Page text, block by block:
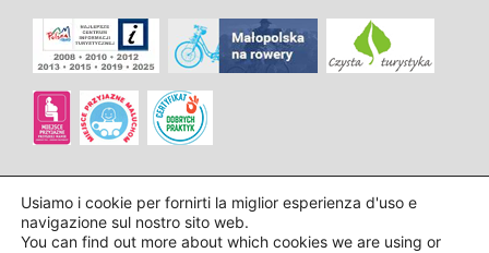
Usiamo i cookie per fornirti la miglior esperienza d'uso e
navigazione sul nostro sito web.
You can find out more about which cookies we are using or